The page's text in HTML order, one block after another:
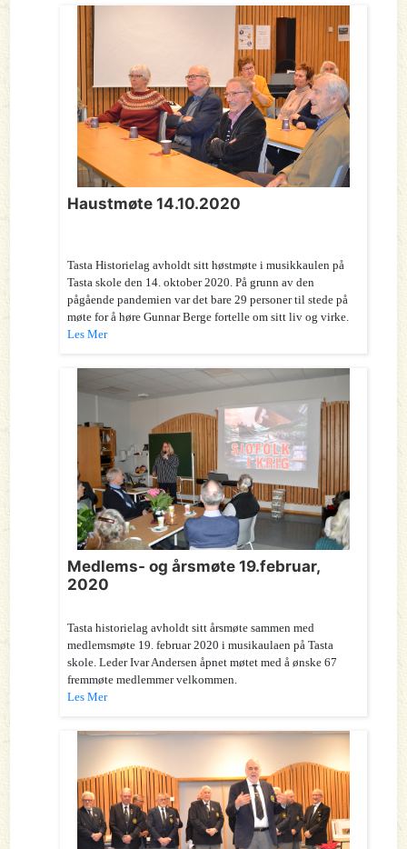
Haustmøte 14.10.2020
Tasta Historielag avholdt sitt høstmøte i musikkaulen på
Tasta skole den 14. oktober 2020. På grunn av den
pågående pandemien var det bare 29 personer til stede på
møte for å høre Gunnar Berge fortelle om sitt liv og virke.
Les Mer
Medlems- og årsmøte 19.februar,
2020
Tasta historielag avholdt sitt årsmøte sammen med
medlemsmøte 19. februar 2020 i musikaulaen på Tasta
skole. Leder Ivar Andersen åpnet møtet med å ønske 67
fremmøte medlemmer velkommen.
Les Mer